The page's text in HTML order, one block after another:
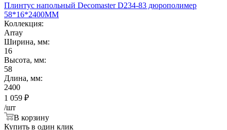
Плинтус напольный Decomaster D234-83 дюрополимер
58*16*2400ММ
Коллекция:
Array
Ширина, мм:
16
Высота, мм:
58
Длина, мм:
2400
1 059 ₽
/шт
В корзину
Купить в один клик